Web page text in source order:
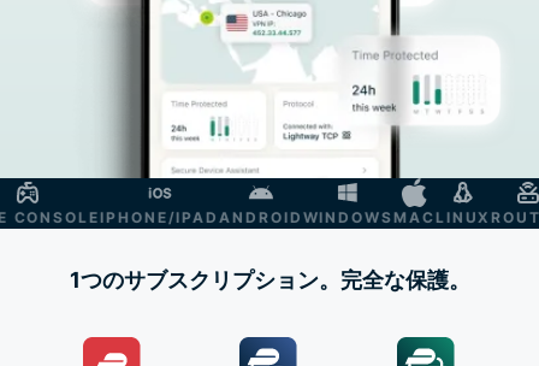
IPHONE/IPADANDROIDWINDOWSMAC LINUX ROUTER
1つのサブスクリプション。完全な保護。